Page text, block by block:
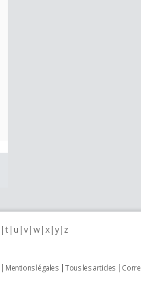
t u v w x y z
Mentions légales Tous les articles